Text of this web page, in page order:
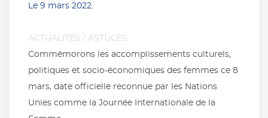
Le 9 mars 2022
ACTUALITÉS / ASTUCES
Commémorons les accomplissements culturels,
politiques et socio-économiques des femmes ce 8
mars, date officielle reconnue par les Nations
Unies comme la Journée Internationale de la